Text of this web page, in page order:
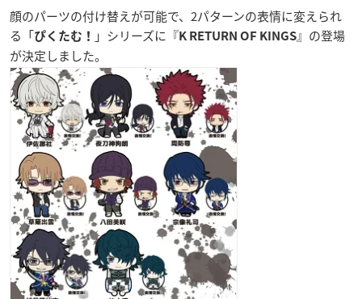
顔のパーツの付け替えが可能で、2パターンの表情に変えられ
る「ぴくたむ！ 」シリーズに『K RETURN OF KINGS』の登場
が決定しました。